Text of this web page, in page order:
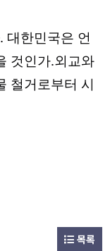
대한민국은 언
것인가.외교와
철거로부터 시
목록